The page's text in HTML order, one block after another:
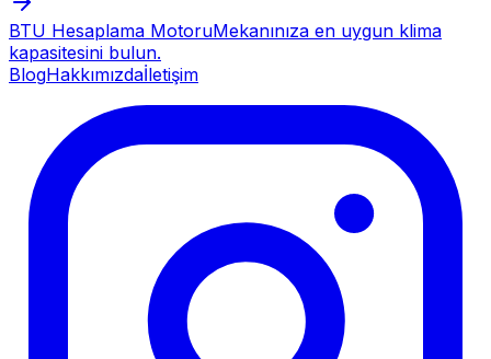
BTU Hesaplama MotoruMekanınıza en uygun klima
kapasitesini bulun.
BlogHakkımızdaİletişim